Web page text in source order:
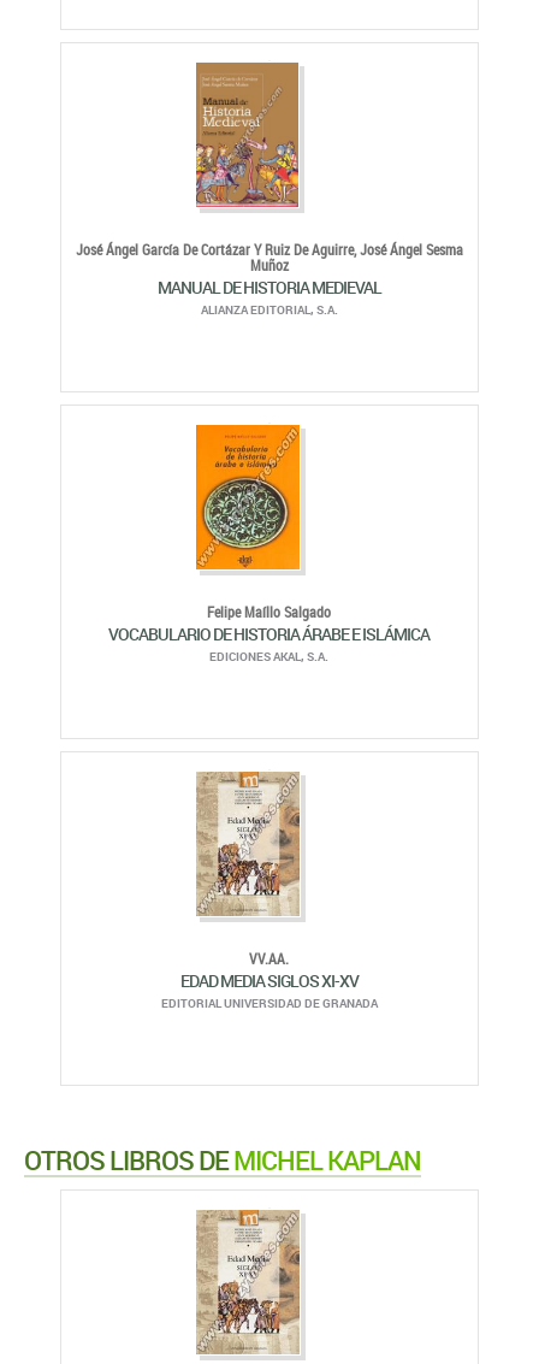
José Ángel García De Cortázar Y Ruiz De Aguirre,José Ángel Sesma
Muñoz
MANUAL DE HISTORIA MEDIEVAL
ALIANZA EDITORIAL, S.A.
Felipe Maíllo Salgado
VOCABULARIO DE HISTORIA ÁRABE E ISLÁMICA
EDICIONES AKAL, S.A.
VV.AA.
EDAD MEDIA SIGLOS XI-XV
EDITORIAL UNIVERSIDAD DE GRANADA
OTROS LIBROS DEMICHEL KAPLAN